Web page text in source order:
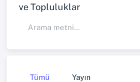
ve Topluluklar
Tümü Yayın